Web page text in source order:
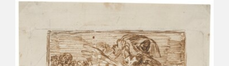
PREMIO ARAGÓN GOYA
EDICIONES